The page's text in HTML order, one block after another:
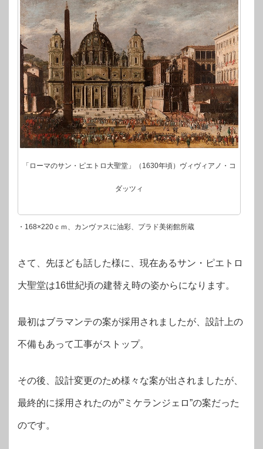
「ローマのサン・ピエトロ大聖堂」（1630年頃）ヴィヴィアノ・コ
ダッツィ
・168×220ｃｍ、カンヴァスに油彩、プラド美術館所蔵
さて、先ほども話した様に、現在あるサン・ピエトロ
大聖堂は16世紀頃の建替え時の姿からになります。
最初はブラマンテの案が採用されましたが、設計上の
不備もあって工事がストップ。
その後、設計変更のため様々な案が出されましたが、
最終的に採用されたのが”ミケランジェロ”の案だった
のです。